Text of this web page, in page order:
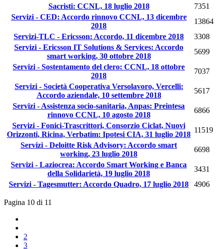
Sacristi: CCNL, 18 luglio 2018
7351
Servizi - CED: Accordo rinnovo CCNL, 13 dicembre
2018
13864
Servizi-TLC - Ericsson: Accordo, 11 dicembre 2018
3308
Servizi - Ericsson IT Solutions & Services: Accordo
smart working, 30 ottobre 2018
5699
Servizi - Sostentamento del clero: CCNL, 18 ottobre
2018
7037
Servizi - Società Cooperativa Versolavoro, Vercelli:
Accordo aziendale, 10 settembre 2018
5617
Servizi - Assistenza socio-sanitaria, Anpas: Preintesa
rinnovo CCNL, 10 agosto 2018
6866
Servizi - Fonici-Trascrittori, Consorzio Ciclat, Nuovi
Orizzonti, Ricina, Verbatim: Ipotesi CIA, 31 luglio 2018
11519
Servizi - Deloitte Risk Advisory: Accordo smart
working, 23 luglio 2018
6698
Servizi - Laziocrea: Accordo Smart Working e Banca
della Solidarietà, 19 luglio 2018
3431
Servizi - Tagesmutter: Accordo Quadro, 17 luglio 2018
4906
Pagina 10 di 11
2
3